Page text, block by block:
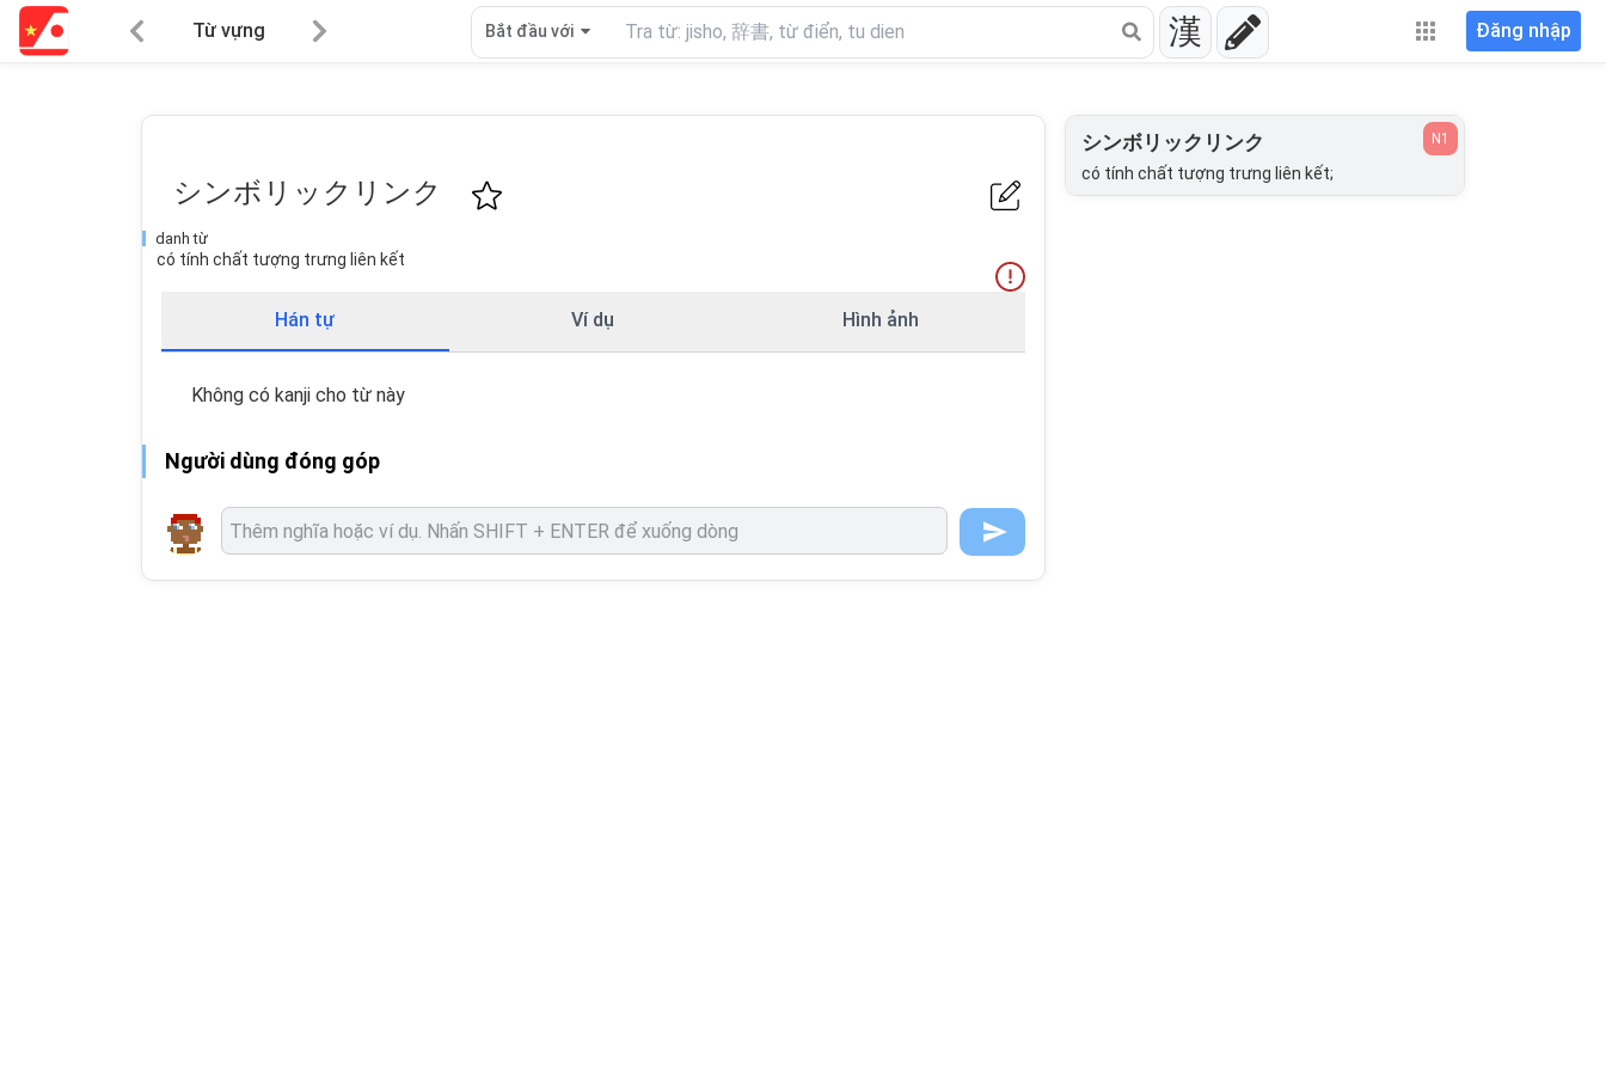
Từ vựng 漢
Bắt đầu với Đăng nhập
シンボリックリンク
danh từ
có tính chất tượng trưng liên kết
Hán tự Ví dụ Hình ảnh
Không có kanji cho từ này
Người dùng đóng góp
シンボリックリンク
có tính chất tượng trưng liên kết;
N1